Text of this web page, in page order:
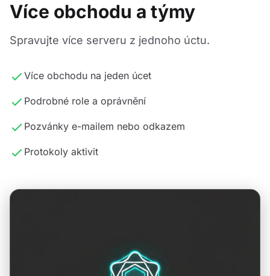
Více obchodu a týmy
Spravujte více serveru z jednoho úctu.
Více obchodu na jeden úcet
Podrobné role a oprávnění
Pozvánky e-mailem nebo odkazem
Protokoly aktivit